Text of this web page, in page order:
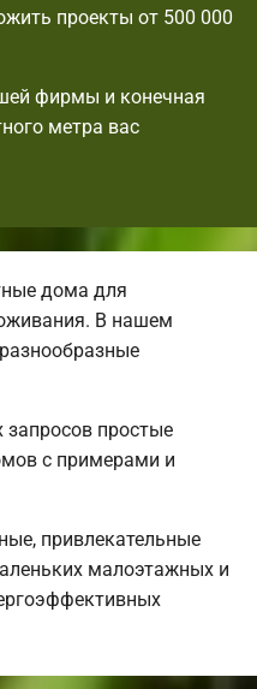
проекты от 500 000
фирмы и конечная
метра вас
дома для
В нашем
простые
с примерами и
привлекательные
малоэтажных и